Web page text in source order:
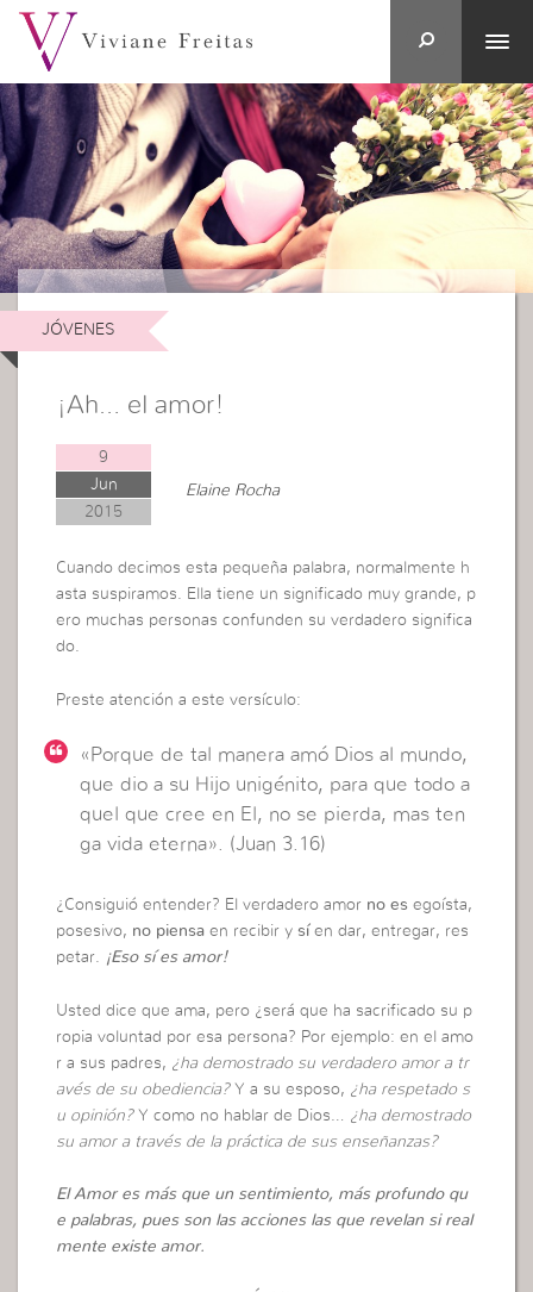
JÓVENES
¡Ah… el amor!
9
Jun
2015
Elaine Rocha
Cuando decimos esta pequeña palabra, normalmente h
asta suspiramos. Ella tiene un significado muy grande, p
ero muchas personas confunden su verdadero significa
do.
Preste atención a este versículo:
«Porque de tal manera amó Dios al mundo,
que dio a su Hijo unigénito, para que todo a
quel que cree en El, no se pierda, mas ten
ga vida eterna». (Juan 3.16)
¿Consiguió entender? El verdadero amor no es egoísta,
posesivo, no piensa en recibir ysí en dar, entregar, res
petar. ¡Eso sí es amor!
Usted dice que ama, pero ¿será que ha sacrificado su p
ropia voluntad por esa persona? Por ejemplo: en el amo
r a sus padres, ¿ha demostrado su verdadero amor a tr
avés de su obediencia?Y a su esposo, ¿ha respetado s
u opinión?Y como no hablar de Dios… ¿ha demostrado
su amor a través de la práctica de sus enseñanzas?
El Amor es más que un sentimiento, más profundo qu
e palabras, pues son las acciones las que revelan si real
mente existe amor.